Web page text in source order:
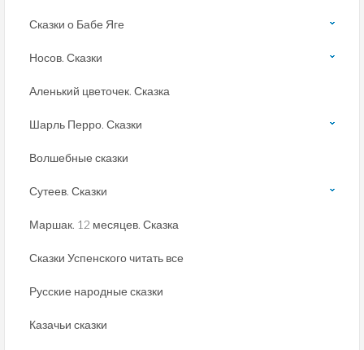
Сказки о Бабе Яге
Носов. Сказки
Аленький цветочек. Сказка
Шарль Перро. Сказки
Волшебные сказки
Сутеев. Сказки
Маршак. 12 месяцев. Сказка
Сказки Успенского читать все
Русские народные сказки
Казачьи сказки